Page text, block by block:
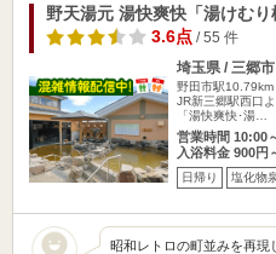
野天湯元 湯快爽快「湯けむり
3.6点/ 55 件
埼玉県 / 三郷市
野田市駅10.79km
JR新三郷駅西口
「湯快爽快･湯…
営業時間 10:00
入浴料金 900円
日帰り 塩化物
昭和レトロの町並みを再現